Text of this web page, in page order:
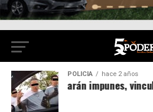
POLICÍA hace 2 años
no quedarán impunes,